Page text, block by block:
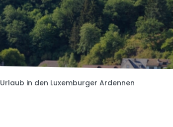
Urlaub in den Luxemburger Ardennen